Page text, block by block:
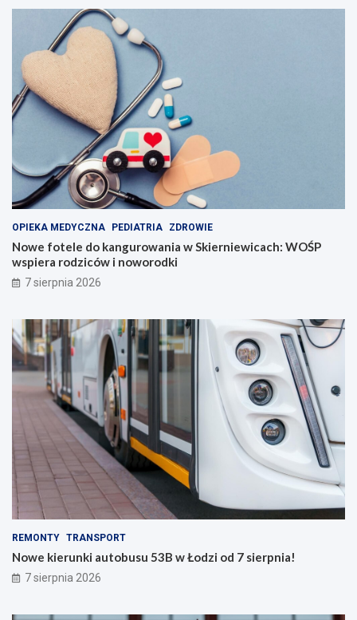
OPIEKA MEDYCZNA PEDIATRIA ZDROWIE
Nowe fotele do kangurowania w Skierniewicach: WOŚP
wspiera rodziców i noworodki
7 sierpnia 2026
REMONTY TRANSPORT
Nowe kierunki autobusu 53B w Łodzi od 7 sierpnia!
7 sierpnia 2026